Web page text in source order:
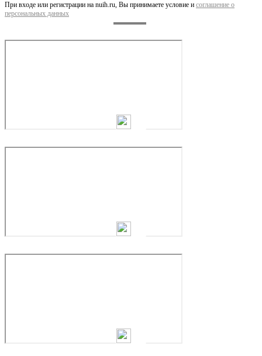
При входе или регистрации на nuih.ru, Вы принимаете условие и соглашение о
персональных данных